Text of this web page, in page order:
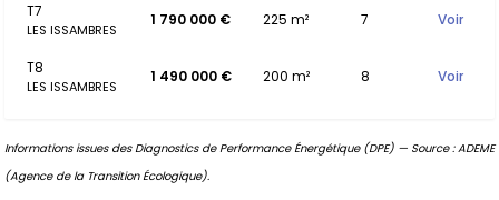
T7
LES ISSAMBRES
1 790 000 € 225 m² 7 Voir
T8
LES ISSAMBRES
1 490 000 € 200 m² 8 Voir
Informations issues des Diagnostics de Performance Énergétique (DPE) — Source : ADEME
(Agence de la Transition Écologique).